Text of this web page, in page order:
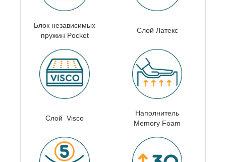
Блок независимых
пружин Pocket
Слой Латекс
Слой Visco
Наполнитель
Memory Foam